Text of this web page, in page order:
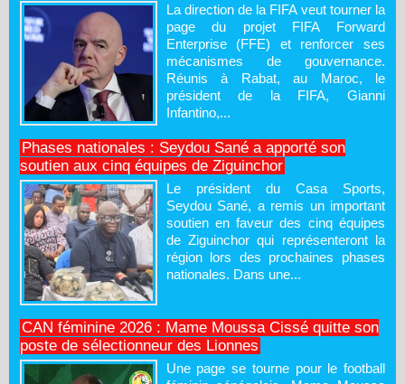
La direction de la FIFA veut tourner la
page du projet FIFA Forward
Enterprise (FFE) et renforcer ses
mécanismes de gouvernance.
Réunis à Rabat, au Maroc, le
président de la FIFA, Gianni
Infantino,...
Phases nationales : Seydou Sané a apporté son
soutien aux cinq équipes de Ziguinchor
Le président du Casa Sports,
Seydou Sané, a remis un important
soutien en faveur des cinq équipes
de Ziguinchor qui représenteront la
région lors des prochaines phases
nationales. Dans une...
CAN féminine 2026 : Mame Moussa Cissé quitte son
poste de sélectionneur des Lionnes
Une page se tourne pour le football